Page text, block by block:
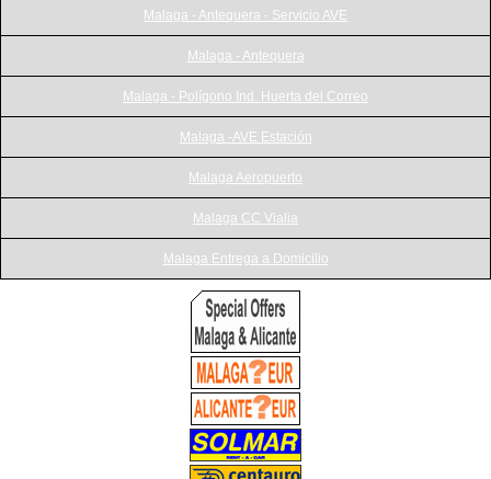
Malaga - Antequera - Servicio AVE
Malaga - Antequera
Malaga - Polígono Ind. Huerta del Correo
Malaga -AVE Estación
Malaga Aeropuerto
Malaga CC Vialia
Malaga Entrega a Domicilio